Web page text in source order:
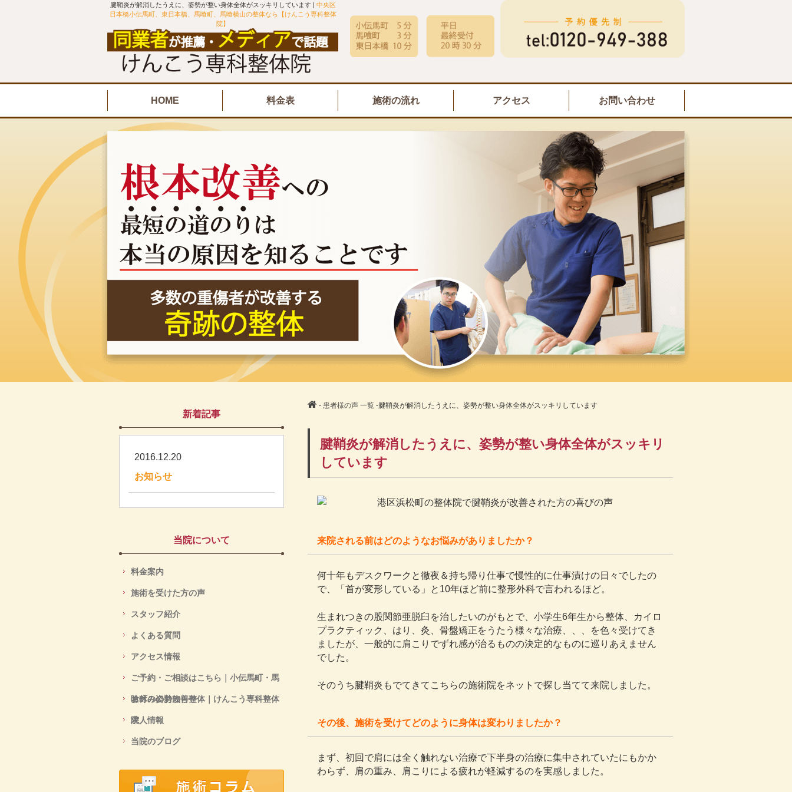
腱鞘炎が解消したうえに、姿勢が整い身体全体がスッキリしています | 中央区
日本橋小伝馬町、東日本橋、馬喰町、馬喰横山の整体なら【けんこう専科整体
院】
HOME 料金表 施術の流れ アクセス お問い合わせ
- 患者様の声 一覧 -腱鞘炎が解消したうえに、姿勢が整い身体全体がスッキリしています
腱鞘炎が解消したうえに、姿勢が整い身体全体がスッキリ
しています
来院される前はどのようなお悩みがありましたか？
何十年もデスクワークと徹夜＆持ち帰り仕事で慢性的に仕事漬けの日々でしたの
で、「首が変形している」と10年ほど前に整形外科で言われるほど。
生まれつきの股関節亜脱臼を治したいのがもとで、小学生6年生から整体、カイロ
プラクティック、はり、灸、骨盤矯正をうたう様々な治療、、、を色々受けてき
ましたが、一般的に肩こりでずれ感が治るものの決定的なものに巡りあえません
でした。
そのうち腱鞘炎もでてきてこちらの施術院をネットで探し当てて来院しました。
その後、施術を受けてどのように身体は変わりましたか？
まず、初回で肩には全く触れない治療で下半身の治療に集中されていたにもかか
わらず、肩の重み、肩こりによる疲れが軽減するのを実感しました。
新着記事
2016.12.20
お知らせ
当院について
料金案内
施術を受けた方の声
スタッフ紹介
よくある質問
アクセス情報
ご予約・ご相談はこちら｜小伝馬町・馬
喰町の姿勢改善整体｜けんこう専科整体
院
お休みのお知らせ
求人情報
当院のブログ